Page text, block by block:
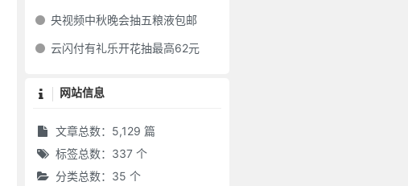
央视频中秋晚会抽五粮液包邮
云闪付有礼乐开花抽最高62元
网站信息
文章总数：5,129 篇
标签总数：337 个
分类总数：35 个